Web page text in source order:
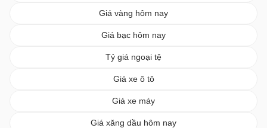
Giá vàng hôm nay
Giá bạc hôm nay
Tỷ giá ngoại tệ
Giá xe ô tô
Giá xe máy
Giá xăng dầu hôm nay